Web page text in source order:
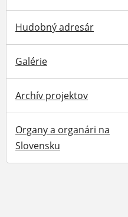
Hudobný adresár
Galérie
Archív projektov
Organy a organári na
Slovensku
(otvorí sa v novom okne)